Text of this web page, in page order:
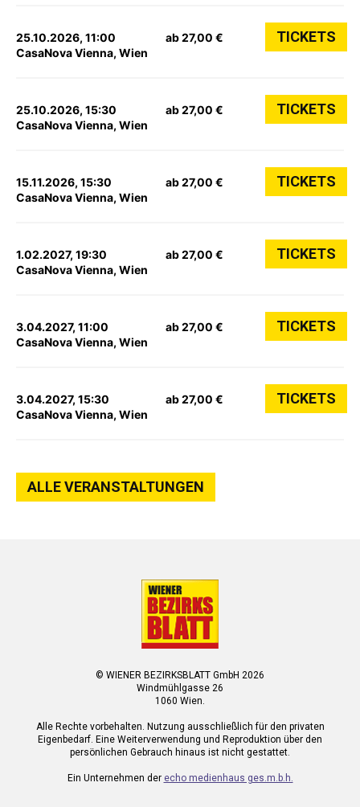
25.10.2026, 11:00
CasaNova Vienna, Wien
ab 27,00 € TICKETS
25.10.2026, 15:30
CasaNova Vienna, Wien
ab 27,00 € TICKETS
15.11.2026, 15:30
CasaNova Vienna, Wien
ab 27,00 € TICKETS
1.02.2027, 19:30
CasaNova Vienna, Wien
ab 27,00 € TICKETS
3.04.2027, 11:00
CasaNova Vienna, Wien
ab 27,00 € TICKETS
3.04.2027, 15:30
CasaNova Vienna, Wien
ab 27,00 € TICKETS
ALLE VERANSTALTUNGEN
© WIENER BEZIRKSBLATT GmbH 2026
Windmühlgasse 26
1060 Wien.
Alle Rechte vorbehalten. Nutzung ausschließlich für den privaten
Eigenbedarf. Eine Weiterverwendung und Reproduktion über den
persönlichen Gebrauch hinaus ist nicht gestattet.
Ein Unternehmen der echo medienhaus ges.m.b.h.